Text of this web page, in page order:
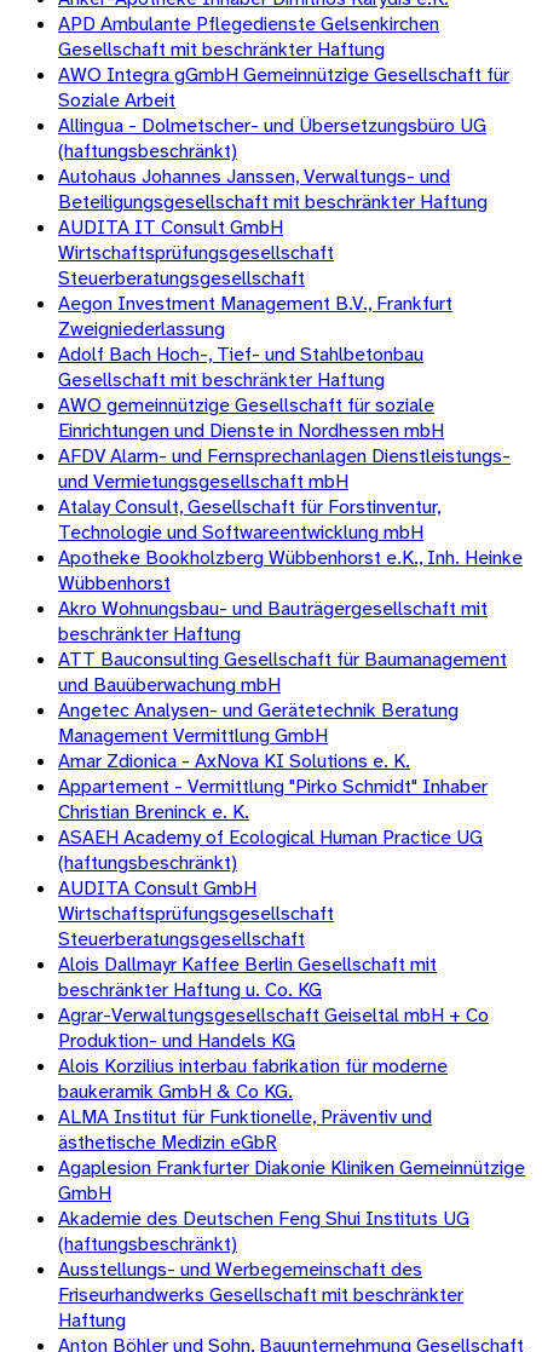
APD Ambulante Pflegedienste Gelsenkirchen
Gesellschaft mit beschränkter Haftung
AWO Integra gGmbH Gemeinnützige Gesellschaft für
Soziale Arbeit
Allingua - Dolmetscher- und Übersetzungsbüro UG
(haftungsbeschränkt)
Autohaus Johannes Janssen, Verwaltungs- und
Beteiligungsgesellschaft mit beschränkter Haftung
AUDITA IT Consult GmbH
Wirtschaftsprüfungsgesellschaft
Steuerberatungsgesellschaft
Aegon Investment Management B.V., Frankfurt
Zweigniederlassung
Adolf Bach Hoch-, Tief- und Stahlbetonbau
Gesellschaft mit beschränkter Haftung
AWO gemeinnützige Gesellschaft für soziale
Einrichtungen und Dienste in Nordhessen mbH
AFDV Alarm- und Fernsprechanlagen Dienstleistungs-
und Vermietungsgesellschaft mbH
Atalay Consult, Gesellschaft für Forstinventur,
Technologie und Softwareentwicklung mbH
Apotheke Bookholzberg Wübbenhorst e.K., Inh. Heinke
Wübbenhorst
Akro Wohnungsbau- und Bauträgergesellschaft mit
beschränkter Haftung
ATT Bauconsulting Gesellschaft für Baumanagement
und Bauüberwachung mbH
Angetec Analysen- und Gerätetechnik Beratung
Management Vermittlung GmbH
Amar Zdionica - AxNova KI Solutions e. K.
Appartement - Vermittlung "Pirko Schmidt" Inhaber
Christian Breninck e. K.
ASAEH Academy of Ecological Human Practice UG
(haftungsbeschränkt)
AUDITA Consult GmbH
Wirtschaftsprüfungsgesellschaft
Steuerberatungsgesellschaft
Alois Dallmayr Kaffee Berlin Gesellschaft mit
beschränkter Haftung u. Co. KG
Agrar-Verwaltungsgesellschaft Geiseltal mbH + Co
Produktion- und Handels KG
Alois Korzilius interbau fabrikation für moderne
baukeramik GmbH & Co KG.
ALMA Institut für Funktionelle, Präventiv und
ästhetische Medizin eGbR
Agaplesion Frankfurter Diakonie Kliniken Gemeinnützige
GmbH
Akademie des Deutschen Feng Shui Instituts UG
(haftungsbeschränkt)
Ausstellungs- und Werbegemeinschaft des
Friseurhandwerks Gesellschaft mit beschränkter
Haftung
Anton Böhler und Sohn, Bauunternehmung Gesellschaft